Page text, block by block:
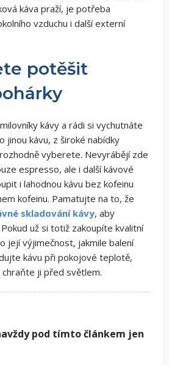
káva praží, je potřeba
vzduchu i další externí
potěšit
kávy a rádi si vychutnáte
jinou kávu, z široké nabídky
rozhodně vyberete. Nevyrábějí zde
espresso, ale i další kávové
i lahodnou kávu bez kofeinu
kofeinu. Pamatujte na to, že
skladování kávy, aby
už si totiž zakoupíte kvalitní
její výjimečnost, jakmile balení
kávu při pokojové teplotě,
ji před světlem.
pod tímto článkem jen